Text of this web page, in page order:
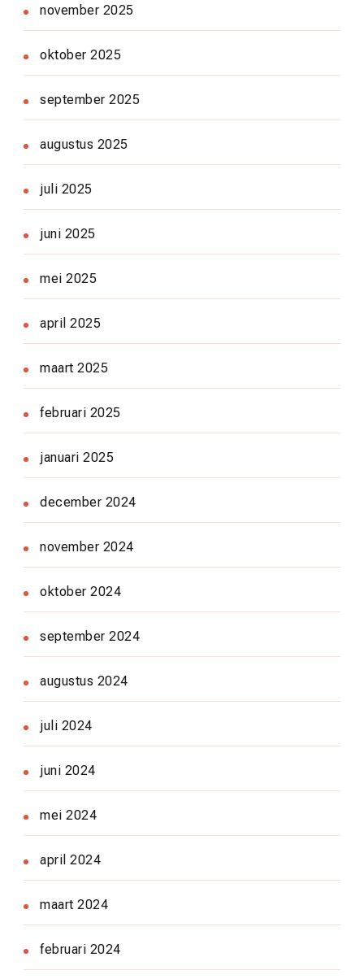
november 2025
oktober 2025
september 2025
augustus 2025
juli 2025
juni 2025
mei 2025
april 2025
maart 2025
februari 2025
januari 2025
december 2024
november 2024
oktober 2024
september 2024
augustus 2024
juli 2024
juni 2024
mei 2024
april 2024
maart 2024
februari 2024